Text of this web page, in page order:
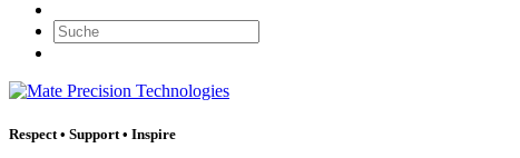
Suche:
Respect • Support • Inspire